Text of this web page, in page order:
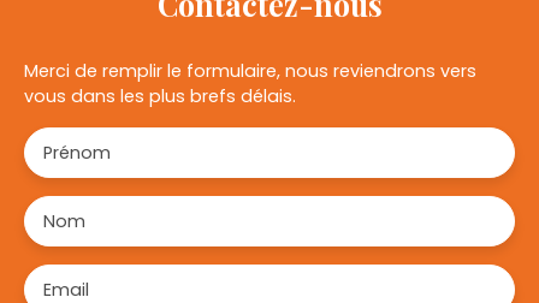
Merci de remplir le formulaire, nous reviendrons vers
vous dans les plus brefs délais.
Prénom
Nom
Email